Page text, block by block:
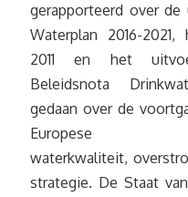
gerapporteerd over
Waterplan 2016-
2011 en het
Beleidsnota
gedaan over de
Europese
waterkwaliteit,
strategie. De Staat